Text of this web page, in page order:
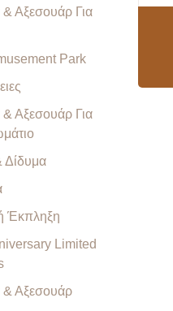
Αξεσουάρ Για
Park
Αξεσουάρ Για
Έκπληξη
Limited
Αξεσουάρ